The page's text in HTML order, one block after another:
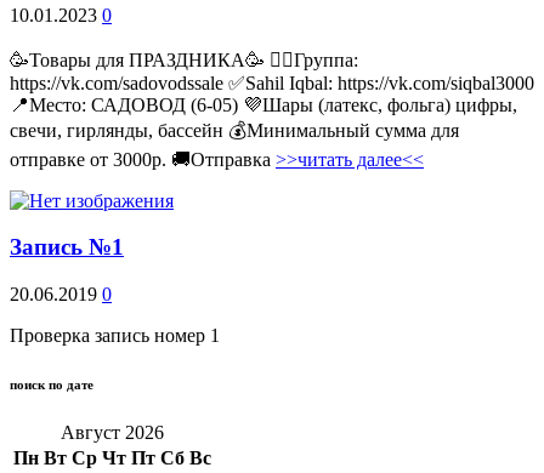
10.01.2023 0
🥳Товары для ПРАЗДНИКА🥳 👉🏻Группа:
https://vk.com/sadovodssale ✅Sahil Iqbal: https://vk.com/siqbal3000
📍Место: САДОВОД (6-05) 💜Шары (латекс, фольга) цифры,
свечи, гирлянды, бассейн 💰Минимальный сумма для
отправке от 3000р. 🚚Отправка >>читать далее<<
Запись №1
20.06.2019 0
Проверка запись номер 1
поиск по дате
Август 2026
Пн Вт Ср Чт Пт Сб Вс